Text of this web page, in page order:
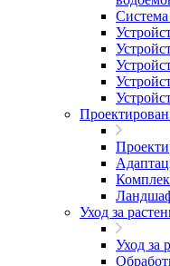
Уход за
Уход за